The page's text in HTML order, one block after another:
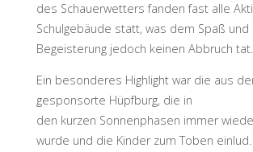
des Schauerwetters fanden fast alle
Schulgebäude statt, was dem Spaß und
Begeisterung jedoch keinen Abbruch tat.
Ein besonderes Highlight war die aus
gesponsorte Hüpfburg, die in
den kurzen Sonnenphasen immer
wurde und die Kinder zum Toben einlud.